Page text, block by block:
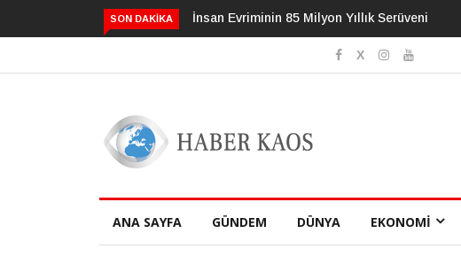
SON DAKIKA İnsan Evriminin 85 Milyon Yıllık Serüveni3
ANA SAYFA GÜNDEM DÜNYA EKONOMI